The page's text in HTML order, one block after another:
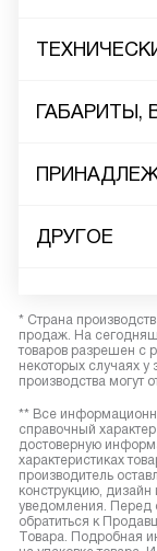
ГАБАРИТЫ,
ДРУГОЕ
* Страна
продаж. На
товаров разрешен с
некоторых случаях у
производства могут
** Все
справочный
достоверную
характеристиках
производитель
конструкцию, дизайн
уведомления. Перед
обратиться к
Товара. Подробная